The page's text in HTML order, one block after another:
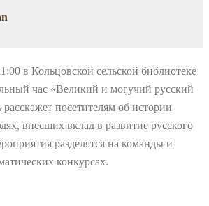
в Кольцовской сельской библиотеке
час «Великий и могучий русский
посетителям об истории
внесших вклад в развитие русского
разделятся на команды и
конкурсах.